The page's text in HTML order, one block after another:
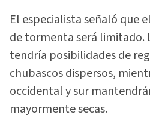
El especialista señaló que
de tormenta será limitado.
tendría posibilidades de
chubascos dispersos,
occidental y sur
mayormente secas.